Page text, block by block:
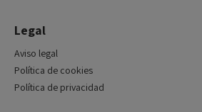
Legal
Aviso legal
Política de cookies
Política de privacidad